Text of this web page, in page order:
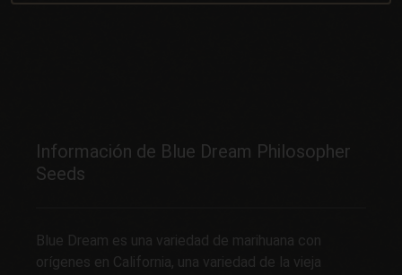
Información de Blue Dream Philosopher
Seeds
Blue Dream es una variedad de marihuana con
orígenes en California, una variedad de la vieja